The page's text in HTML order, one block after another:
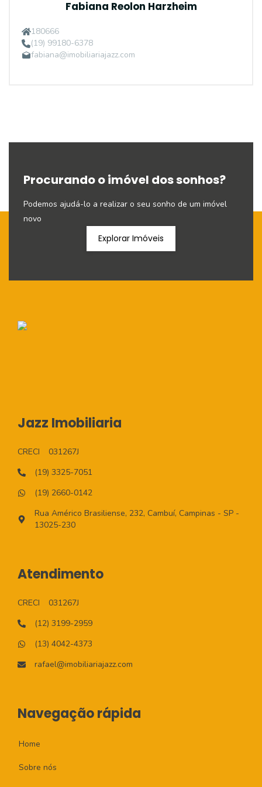
Fabiana Reolon Harzheim
180666
(19) 99180-6378
fabiana@imobiliariajazz.com
Procurando o imóvel dos sonhos?
Podemos ajudá-lo a realizar o seu sonho de um imóvel
novo
Explorar Imóveis
Jazz Imobiliaria
CRECI
031267J
(19) 3325-7051
(19) 2660-0142
Rua Américo Brasiliense, 232, Cambuí, Campinas - SP -
13025-230
Atendimento
CRECI
031267J
(12) 3199-2959
(13) 4042-4373
rafael@imobiliariajazz.com
Navegação rápida
Home
Sobre nós